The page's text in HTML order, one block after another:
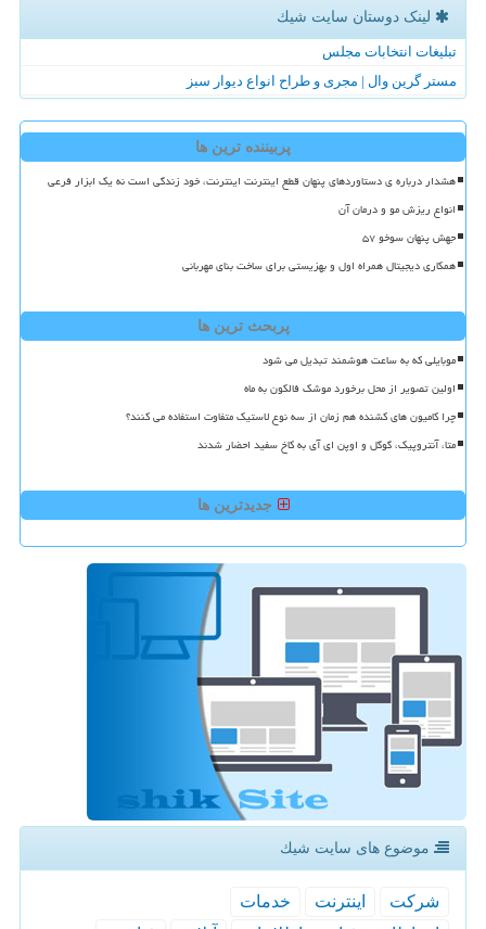
لینک دوستان سایت شیك
تبلیغات انتخابات مجلس
مستر گرین وال | مجری و طراح انواع دیوار سبز
پربیننده ترین ها
هشدار درباره ی دستاوردهای پنهان قطع اینترنت اینترنت، خود زندگی است نه یک ابزار فرعی
انواع ریزش مو و درمان آن
جهش پنهان سوخو ۵۷
همکاری دیجیتال همراه اول و بهزیستی برای ساخت بنای مهربانی
پربحث ترین ها
موبایلی که به ساعت هوشمند تبدیل می شود
اولین تصویر از محل برخورد موشک فالکون به ماه
چرا کامیون های کشنده هم زمان از سه نوع لاستیک متفاوت استفاده می کنند؟
متا، آنتروپیک، گوگل و اوپن ای آی به کاخ سفید احضار شدند
جدیدترین ها
موضوع های سایت شیك
شركت اینترنت
خدمات